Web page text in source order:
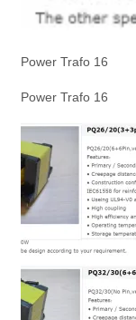
Power Trafo 16
Power Trafo 16